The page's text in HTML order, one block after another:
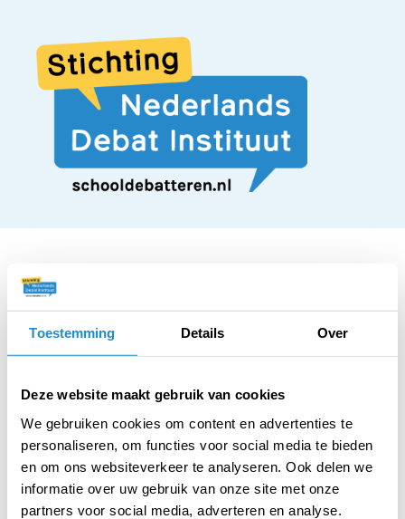
Toestemming Details Over
Deze website maakt gebruik van cookies
We gebruiken cookies om content en advertenties te
personaliseren, om functies voor social media te bieden
en om ons websiteverkeer te analyseren. Ook delen we
informatie over uw gebruik van onze site met onze
partners voor social media, adverteren en analyse.
STELLING
Tijdens droge
maanden mogen er
geen militaire
oefeningen worden